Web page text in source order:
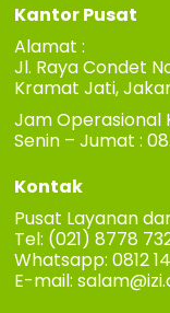
Kantor Pusat
Alamat :
Jl. Raya Condet
Kramat Jati,
Jam Operasional
Senin – Jumat :
Kontak
Pusat Layanan
Tel: (021) 8778
Whatsapp: 0812
E-mail: